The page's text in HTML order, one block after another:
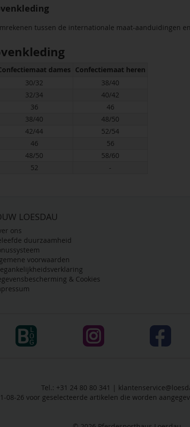
tussen de internationale maat-aanduidingen
dames Confectiemaat heren
30/32
38/40
32/34
40/42
36
46
38/40
48/50
42/44
52/54
46
56
48/50
58/60
52 -
LOESDAU
ons
duurzaamheid
voorwaarden
& Cookies
Tel.: +31 24 80 80 341 |
08-26 voor geselecteerde artikelen die worden